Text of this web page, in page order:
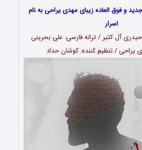
و فوق العاده زیبای مهدی یراحی به نام
اسرار
آل کثیر / ترانه فارسی: علی بحرینی
یراحی / تنظیم کننده: کوشان حداد